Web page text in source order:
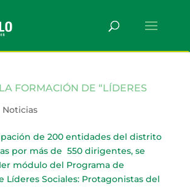
FORMACIÓN DE “LÍDERES
Noticias
de 200 entidades del distrito
por más de 550 dirigentes, se
módulo del Programa de
Líderes Sociales: Protagonistas del